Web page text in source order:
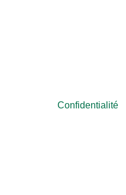
Confidentialité